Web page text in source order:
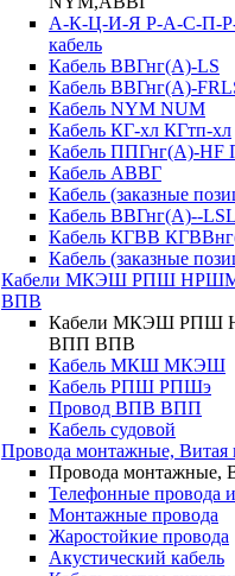
А-К-Ц-И-Я Р-А-С-П-
кабель
Кабель ВВГнг(А)-LS
Кабель ВВГнг(А)-
Кабель NYM NUM
Кабель КГ-хл КГтп-хл
Кабель ППГнг(А)-HF
Кабель АВВГ
Кабель (заказные
Кабель ВВГнг(А)--
Кабель КГВВ
Кабель (заказные
Кабели МКЭШ РПШ НРШМ
ВПВ
Кабели МКЭШ РПШ
ВПП ВПВ
Кабель МКШ МКЭШ
Кабель РПШ РПШэ
Провод ВПВ ВПП
Кабель судовой
Провода монтажные, Витая
Провода монтажные,
Телефонные провода
Монтажные провода
Жаростойкие провода
Акустический кабель